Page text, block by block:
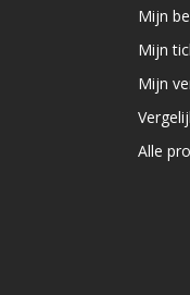
Mijn
Mijn
Mijn
Alle